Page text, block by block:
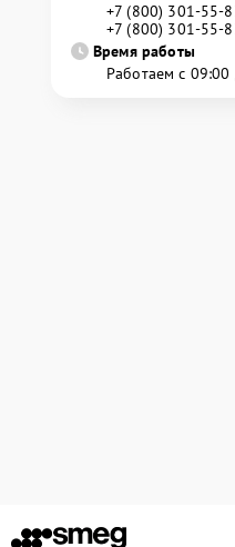
+7 (800) 301-55-
+7 (800) 301-55-
Время работы
Работаем с